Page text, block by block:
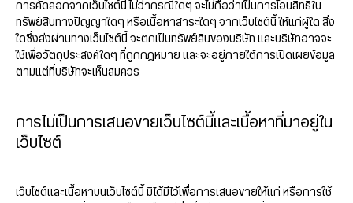
การคัดลอกจากเว็บไซต์นี้ ไม่ว่ากรณีใดๆ จะไม่ถือว่าเป็นการโอนสิทธิใน
ทรัพย์สินทางปัญญาใดๆ หรือเนื้อหาสาระใดๆ จากเว็บไซต์นี้ ให้แก่ผู้ใด สิ่ง
ใดซึ่งส่งผ่านทางเว็บไซต์นี้ จะตกเป็นทรัพย์สินของบริษัท และบริษัทอาจจะ
ใช้เพื่อวัตถุประสงค์ใดๆ ที่ถูกกฎหมาย และจะอยู่ภายใต้การเปิดเผยข้อมูล
ตามแต่ที่บริษัทจะเห็นสมควร
การไม่เป็นการเสนอขายเว็บไซต์นี้และเนื้อหาที่มาอยู่ใน
เว็บไซต์
เว็บไซต์และเนื้อหาบนเว็บไซต์นี้ มิได้มีไว้เพื่อการเสนอขายให้แก่ หรือการใช้